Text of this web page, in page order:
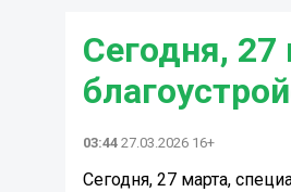
Сегодня,
03:44 27.03.2026 16+
Сегодня, 27 марта,